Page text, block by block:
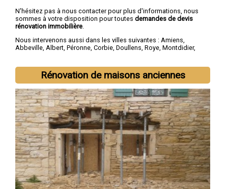
N'hésitez pas à nous contacter pour plus d'informations, nous
sommes à votre disposition pour toutes demandes de devis
rénovation immobilière
Nous intervenons aussi dans les villes suivantes : Amiens,
Abbeville, Albert, Péronne, Corbie, Doullens, Roye, Montdidier,
Rénovation de maisons anciennes